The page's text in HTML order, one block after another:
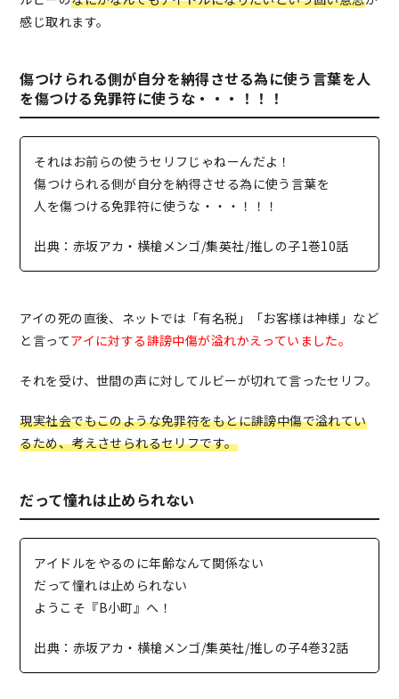
感じ取れます。
傷つけられる側が自分を納得させる為に使う言葉を人
を傷つける免罪符に使うな・・・！！！
それはお前らの使うセリフじゃねーんだよ！
傷つけられる側が自分を納得させる為に使う言葉を
人を傷つける免罪符に使うな・・・！！！
出典：赤坂アカ・横槍メンゴ/集英社/推しの子1巻10話
アイの死の直後、ネットでは「有名税」「お客様は神様」など
と言ってアイに対する誹謗中傷が溢れかえっていました。
それを受け、世間の声に対してルビーが切れて言ったセリフ。
現実社会でもこのような免罪符をもとに誹謗中傷で溢れてい
るため、考えさせられるセリフです。
だって憧れは止められない
アイドルをやるのに年齢なんて関係ない
だって憧れは止められない
ようこそ『B小町』へ！
出典：赤坂アカ・横槍メンゴ/集英社/推しの子4巻32話